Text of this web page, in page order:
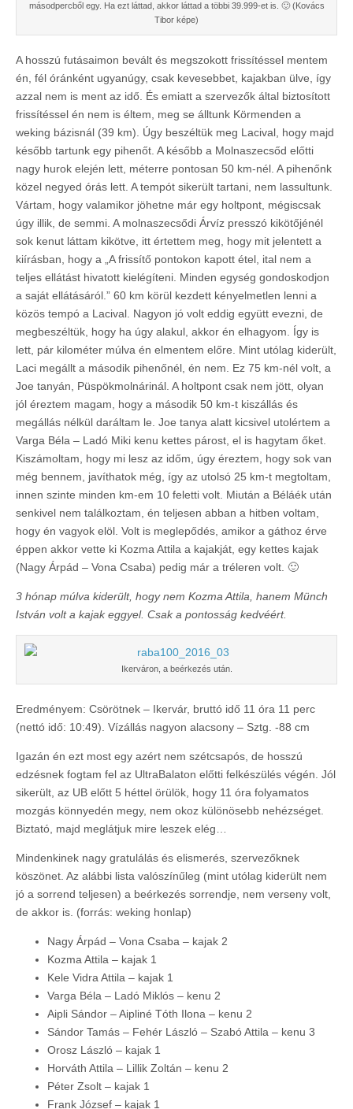
másodpercből egy. Ha ezt láttad, akkor láttad a többi 39.999-et is. 🙂 (Kovács
Tibor képe)
A hosszú futásaimon bevált és megszokott frissítéssel mentem
én, fél óránként ugyanúgy, csak kevesebbet, kajakban ülve, így
azzal nem is ment az idő. És emiatt a szervezők által biztosított
frissítéssel én nem is éltem, meg se álltunk Körmenden a
weking bázisnál (39 km). Úgy beszéltük meg Lacival, hogy majd
később tartunk egy pihenőt. A később a Molnaszecsőd előtti
nagy hurok elején lett, méterre pontosan 50 km-nél. A pihenőnk
közel negyed órás lett. A tempót sikerült tartani, nem lassultunk.
Vártam, hogy valamikor jöhetne már egy holtpont, mégiscsak
úgy illik, de semmi. A molnaszecsődi Árvíz presszó kikötőjénél
sok kenut láttam kikötve, itt értettem meg, hogy mit jelentett a
kiírásban, hogy a „A frissítő pontokon kapott étel, ital nem a
teljes ellátást hivatott kielégíteni. Minden egység gondoskodjon
a saját ellátásáról.” 60 km körül kezdett kényelmetlen lenni a
közös tempó a Lacival. Nagyon jó volt eddig együtt evezni, de
megbeszéltük, hogy ha úgy alakul, akkor én elhagyom. Így is
lett, pár kilométer múlva én elmentem előre. Mint utólag kiderült,
Laci megállt a második pihenőnél, én nem. Ez 75 km-nél volt, a
Joe tanyán, Püspökmolnárinál. A holtpont csak nem jött, olyan
jól éreztem magam, hogy a második 50 km-t kiszállás és
megállás nélkül daráltam le. Joe tanya alatt kicsivel utolértem a
Varga Béla – Ladó Miki kenu kettes párost, el is hagytam őket.
Kiszámoltam, hogy mi lesz az időm, úgy éreztem, hogy sok van
még bennem, javíthatok még, így az utolsó 25 km-t megtoltam,
innen szinte minden km-em 10 feletti volt. Miután a Béláék után
senkivel nem találkoztam, én teljesen abban a hitben voltam,
hogy én vagyok elöl. Volt is meglepődés, amikor a gáthoz érve
éppen akkor vette ki Kozma Attila a kajakját, egy kettes kajak
(Nagy Árpád – Vona Csaba) pedig már a tréleren volt. 🙂
3 hónap múlva kiderült, hogy nem Kozma Attila, hanem Münch
István volt a kajak eggyel. Csak a pontosság kedvéért.
Ikerváron, a beérkezés után.
Eredményem: Csörötnek – Ikervár, bruttó idő 11 óra 11 perc
(nettó idő: 10:49). Vízállás nagyon alacsony – Sztg. -88 cm
Igazán én ezt most egy azért nem szétcsapós, de hosszú
edzésnek fogtam fel az UltraBalaton előtti felkészülés végén. Jól
sikerült, az UB előtt 5 héttel örülök, hogy 11 óra folyamatos
mozgás könnyedén megy, nem okoz különösebb nehézséget.
Biztató, majd meglátjuk mire leszek elég…
Mindenkinek nagy gratulálás és elismerés, szervezőknek
köszönet. Az alábbi lista valószínűleg (mint utólag kiderült nem
jó a sorrend teljesen) a beérkezés sorrendje, nem verseny volt,
de akkor is. (forrás: weking honlap)
Nagy Árpád – Vona Csaba – kajak 2
Kozma Attila – kajak 1
Kele Vidra Attila – kajak 1
Varga Béla – Ladó Miklós – kenu 2
Aipli Sándor – Aipliné Tóth Ilona – kenu 2
Sándor Tamás – Fehér László – Szabó Attila – kenu 3
Orosz László – kajak 1
Horváth Attila – Lillik Zoltán – kenu 2
Péter Zsolt – kajak 1
Frank József – kajak 1